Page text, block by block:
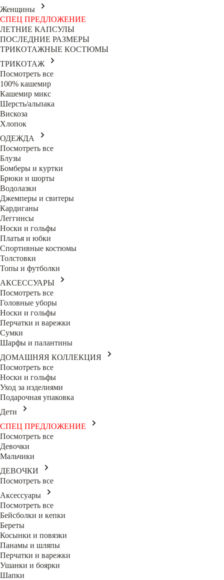
Женщины
СПЕЦ ПРЕДЛОЖЕНИЕ
ЛЕТНИЕ КАПСУЛЫ
ПОСЛЕДНИЕ РАЗМЕРЫ
ТРИКОТАЖНЫЕ КОСТЮМЫ
ТРИКОТАЖ
Посмотреть все
100% кашемир
Кашемир микс
Шерсть/альпака
Вискоза
Хлопок
ОДЕЖДА
Посмотреть все
Блузы
Бомберы и куртки
Брюки и шорты
Водолазки
Джемперы и свитеры
Кардиганы
Леггинсы
Носки и гольфы
Платья и юбки
Спортивные костюмы
Толстовки
Топы и футболки
АКСЕССУАРЫ
Посмотреть все
Головные уборы
Носки и гольфы
Перчатки и варежки
Сумки
Шарфы и палантины
ДОМАШНЯЯ КОЛЛЕКЦИЯ
Посмотреть все
Носки и гольфы
Уход за изделиями
Подарочная упаковка
Дети
СПЕЦ ПРЕДЛОЖЕНИЕ
Посмотреть все
Девочки
Мальчики
ДЕВОЧКИ
Посмотреть все
Аксессуары
Посмотреть все
Бейсболки и кепки
Береты
Косынки и повязки
Панамы и шляпы
Перчатки и варежки
Ушанки и боярки
Шапки